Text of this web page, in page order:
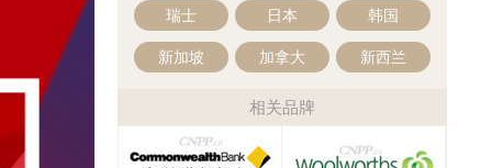
瑞士 日本 韩国
新加坡 加拿大 新西兰
相关品牌